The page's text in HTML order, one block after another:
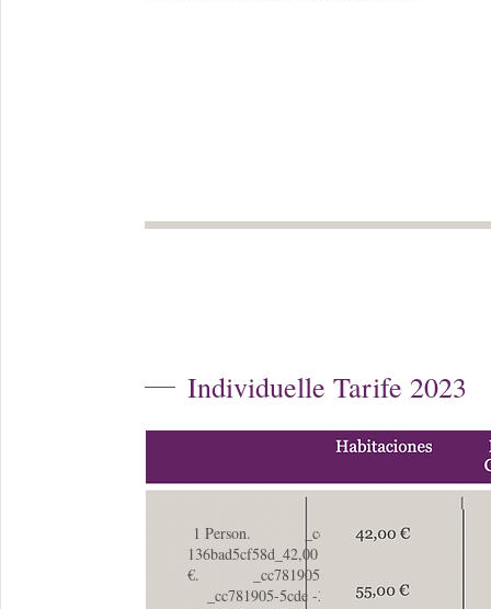
Individuelle Tarife 2023
1 Person. _cc781905-5cde-3194 -
136bad5cf58d_42,00 € _cc781905-5cde -
€. _cc781905-5cde-3194 -bb3b-
_cc781905-5cde -3194-bb3b-